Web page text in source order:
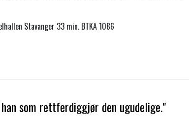
Stavanger 33 min. BTKA 1086
han som rettferdiggjør den ugudelige."